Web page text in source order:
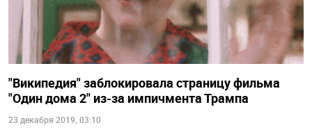
"Википедия" заблокировала страницу фильма
"Один дома 2" из-за импичмента Трампа
23 декабря 2019, 03:10